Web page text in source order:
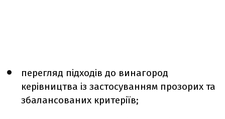
перегляд підходів до винагород
керівництва із застосуванням прозорих та
збалансованих критеріїв;